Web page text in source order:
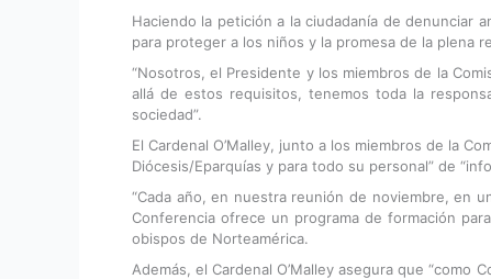
Haciendo la petición a la ciudadanía de denunciar
para proteger a los niños y la promesa de la plena
“Nosotros, el Presidente y los miembros de la
allá de estos requisitos, tenemos toda la
sociedad”.
El Cardenal O’Malley, junto a los miembros de la
Diócesis/Eparquías y para todo su personal” de
“Cada año, en nuestra reunión de noviembre, en
Conferencia ofrece un programa de formación
obispos de Norteamérica.
Además, el Cardenal O’Malley asegura que